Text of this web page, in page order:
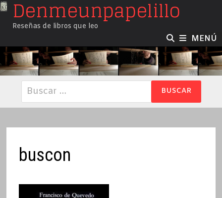
SaltarDenmeunpapelillo
Reseñas de libros que leo
MENÚ
Buscar:
buscon